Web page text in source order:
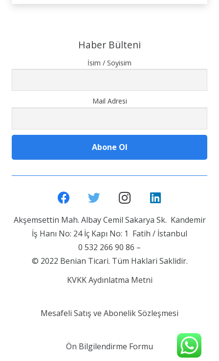
Haber Bülteni
İsim / Soyisim
Mail Adresi
Akşemsettin Mah. Albay Cemil Sakarya Sk. Kandemir
İş Hanı No: 24 İç Kapı No: 1 Fatih / İstanbul
0 532 266 90 86 –
© 2022 Benian Ticari. Tüm Haklari Saklidir.
KVKK Aydınlatma Metni
Mesafeli Satış ve Abonelik Sözleşmesi
Ön Bilgilendirme Formu